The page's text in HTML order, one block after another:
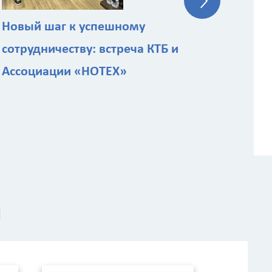
Новый шаг к успешному
сотрудничеству: встреча КТБ и
Ассоциации «НОТЕХ»